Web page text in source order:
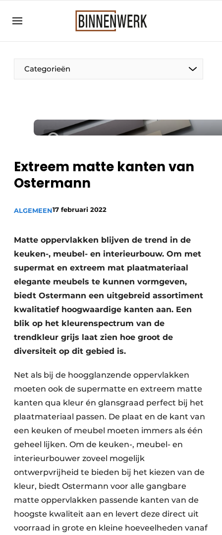
Aanmelden
Bedrijven
Binnenwerk | Hét magazine voor de
Direct contact
Privacy / Cookie statement
Vacatures
Video’s
Categorieën
Extreem matte kanten van
Ostermann
ALGEMEEN17 februari 2022
Matte oppervlakken blijven de trend in de
keuken-, meubel- en interieurbouw. Om met
supermat en extreem mat plaatmateriaal
elegante meubels te kunnen vormgeven,
biedt Ostermann een uitgebreid assortiment
kwalitatief hoogwaardige kanten aan. Een
blik op het kleurenspectrum van de
trendkleur grijs laat zien hoe groot de
diversiteit op dit gebied is.
Net als bij de hoogglanzende oppervlakken
moeten ook de supermatte en extreem matte
kanten qua kleur én glansgraad perfect bij het
plaatmateriaal passen. De plaat en de kant van
een keuken of meubel moeten immers als één
geheel lijken. Om de keuken-, meubel- en
interieurbouwer zoveel mogelijk
ontwerpvrijheid te bieden bij het kiezen van de
kleur, biedt Ostermann voor alle gangbare
matte oppervlakken passende kanten van de
hoogste kwaliteit aan en levert deze direct uit
voorraad in grote en kleine hoeveelheden vanaf